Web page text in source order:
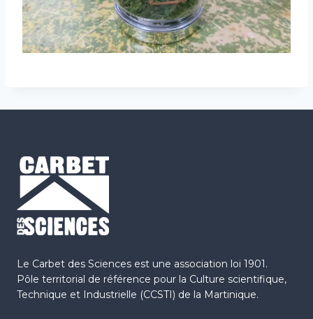
Le Carbet des Sciences est une association loi 1901.
Pôle territorial de référence pour la Culture scientifique,
Technique et Industrielle (CCSTI) de la Martinique.